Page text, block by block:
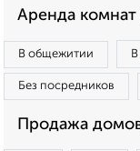
Аренда комнат
В общежитии
Без посредников
Продажа